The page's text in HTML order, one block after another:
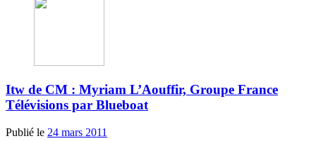
Itw de CM : Myriam L’Aouffir, Groupe France
Télévisions par Blueboat
Publié le 24 mars 2011